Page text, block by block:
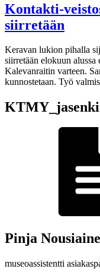
Kontakti-
siirretään
Keravan lukion pihalla
siirretään elokuun
Kalevanraitin varteen.
kunnostetaan. Työ
Pinja
museoassistentti